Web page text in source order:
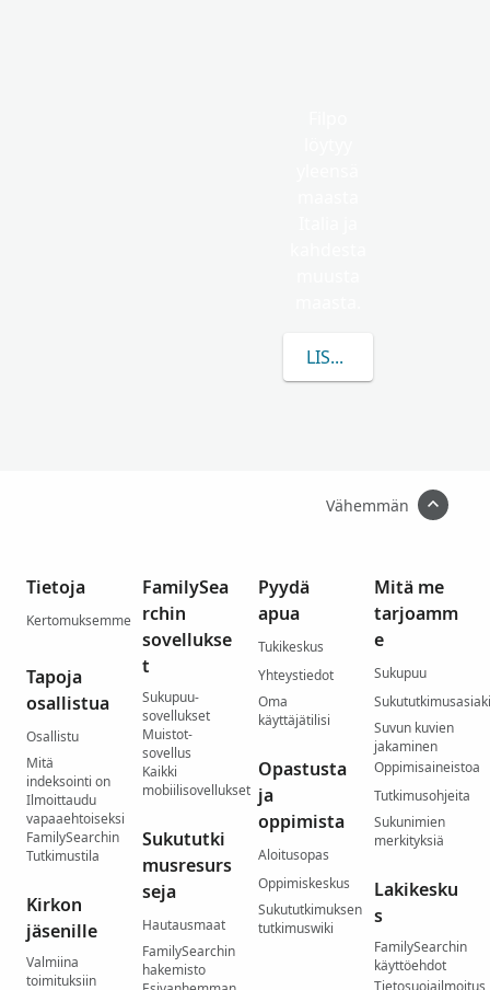
LISÄÄ TIETOA
Vähemmän
Tietoja
Kertomuksemme
Tapoja
osallistua
Osallistu
Mitä
indeksointi on
Ilmoittaudu
vapaaehtoiseksi
FamilySearchin
Tutkimustila
Kirkon
jäsenille
Valmiina
toimituksiin
FamilySea
rchin
sovellukse
t
Sukupuu-
sovellukset
Muistot-
sovellus
Kaikki
mobiilisovellukset
Sukututki
musresurs
seja
Hautausmaat
FamilySearchin
hakemisto
Pyydä
apua
Tukikeskus
Yhteystiedot
Oma
käyttäjätilisi
Opastusta
ja
oppimista
Aloitusopas
Oppimiskeskus
Sukututkimuksen
tutkimuswiki
Mitä me
tarjoamm
e
Sukupuu
Suvun kuvien
jakaminen
Oppimisaineistoa
Tutkimusohjeita
Sukunimien
merkityksiä
Lakikesku
s
FamilySearchin
käyttöehdot
Tietosuojailmoitus